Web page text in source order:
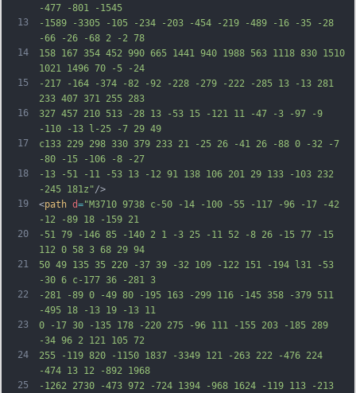
13
14
15
16
17
18
19
20
21
22
23
24
25
-477 -801 -1545
-1589 -3305 -105 -234 -203 -454 -219 -489 -16 -35 -28
-66 -26 -68 2 -2 78
158 167 354 452 990 665 1441 940 1988 563 1118 830 1510
1021 1496 70 -5 -24
-217 -164 -374 -82 -92 -228 -279 -222 -285 13 -13 281
233 407 371 255 283
327 457 210 513 -28 13 -53 15 -121 11 -47 -3 -97 -9
-110 -13 l-25 -7 29 49
c133 229 298 330 379 233 21 -25 26 -41 26 -88 0 -32 -7
-80 -15 -106 -8 -27
-13 -51 -11 -53 13 -12 91 138 106 201 29 133 -103 232
-245 181z"/>
<path d="M3710 9738 c-50 -14 -100 -55 -117 -96 -17 -42
-12 -89 18 -159 21
-51 79 -146 85 -140 2 1 -3 25 -11 52 -8 26 -15 77 -15
112 0 58 3 68 29 94
50 49 135 35 220 -37 39 -32 109 -122 151 -194 l31 -53
-30 6 c-177 36 -281 3
-281 -89 0 -49 80 -195 163 -299 116 -145 358 -379 511
-495 18 -13 19 -13 11
0 -17 30 -135 178 -220 275 -96 111 -155 203 -185 289
-34 96 2 121 105 72
255 -119 820 -1150 1837 -3349 121 -263 222 -476 224
-474 13 12 -892 1968
-1262 2730 -473 972 -724 1394 -968 1624 -119 113 -213